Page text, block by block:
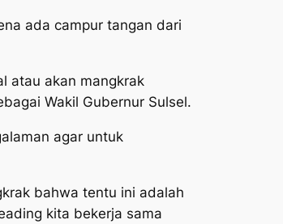
ada campur tangan dari
atau akan mangkrak
Wakil Gubernur Sulsel.
agar untuk
bahwa tentu ini adalah
kita bekerja sama